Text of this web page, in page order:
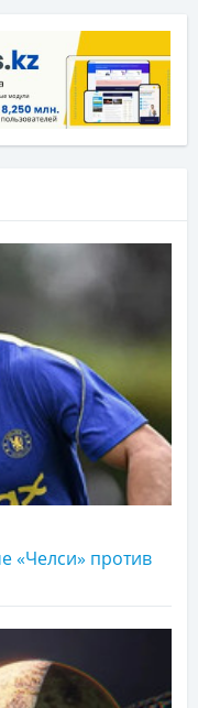
«Челси» против